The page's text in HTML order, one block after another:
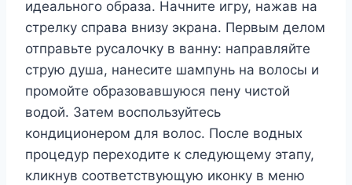
идеального образа. Начните игру, нажав на
стрелку справа внизу экрана. Первым делом
отправьте русалочку в ванну: направляйте
струю душа, нанесите шампунь на волосы и
промойте образовавшуюся пену чистой
водой. Затем воспользуйтесь
кондиционером для волос. После водных
процедур переходите к следующему этапу,
кликнув соответствующую иконку в меню